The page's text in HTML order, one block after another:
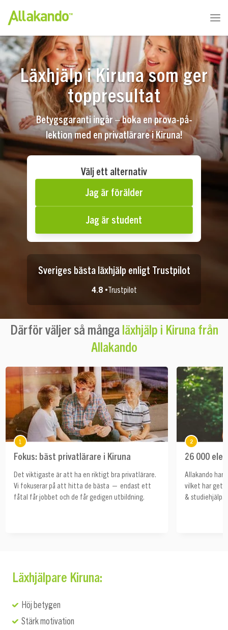
Läxhjälp i Kiruna som ger
toppresultat
Betygsgaranti ingår – boka en prova-på-
lektion med en privatlärare i Kiruna!
Välj ett alternativ
Jag är förälder
Jag är student
Sveriges bästa läxhjälp enligt Trustpilot
4.8 •Trustpilot
Därför väljer så många läxhjälp i Kiruna från
Allakando
1
Fokus: bäst privatlärare i Kiruna
Det viktigaste är att ha en riktigt bra privatlärare.
Vi fokuserar på att hitta de bästa — endast ett
fåtal får jobbet och de får gedigen utbildning.
2
26 000
Allakando har
vilket har gett
& studiehjälp.
Läxhjälpare Kiruna:
Höj betygen
Stärk motivation